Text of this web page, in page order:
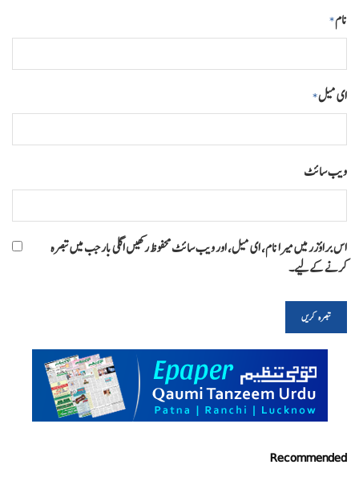
نام*
ای میل*
ویب‌ سائٹ
اس براؤزر میں میرا نام، ای میل، اور ویب سائٹ محفوظ رکھیں اگلی بار جب میں تبصرہ
کرنے کےلیے۔
Recommended